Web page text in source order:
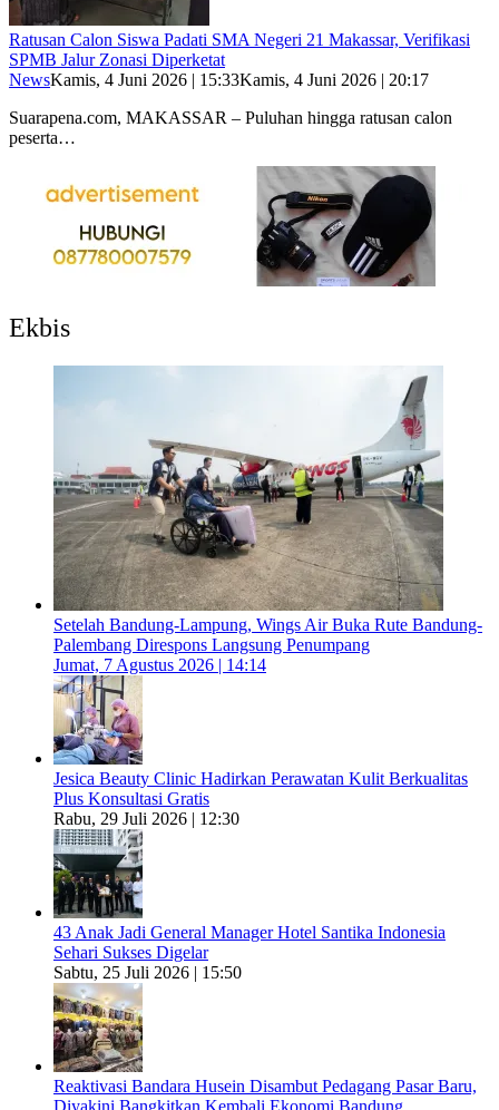
Ratusan Calon Siswa Padati SMA Negeri 21 Makassar, Verifikasi
SPMB Jalur Zonasi Diperketat
NewsKamis, 4 Juni 2026 | 15:33Kamis, 4 Juni 2026 | 20:17
Suarapena.com, MAKASSAR – Puluhan hingga ratusan calon
peserta…
Ekbis
Setelah Bandung-Lampung, Wings Air Buka Rute Bandung-
Palembang Direspons Langsung Penumpang
Jumat, 7 Agustus 2026 | 14:14
Jesica Beauty Clinic Hadirkan Perawatan Kulit Berkualitas
Plus Konsultasi Gratis
Rabu, 29 Juli 2026 | 12:30
43 Anak Jadi General Manager Hotel Santika Indonesia
Sehari Sukses Digelar
Sabtu, 25 Juli 2026 | 15:50
Reaktivasi Bandara Husein Disambut Pedagang Pasar Baru,
Diyakini Bangkitkan Kembali Ekonomi Bandung